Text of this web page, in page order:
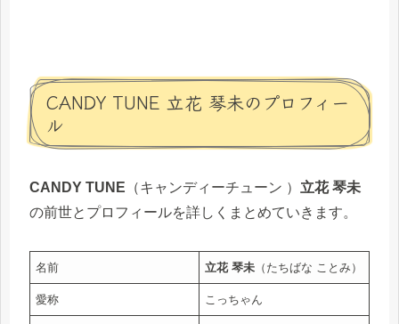
CANDY TUNE 立花 琴未のプロフィー
ル
CANDY TUNE （キャンディーチューン ） 立花 琴未
の前世とプロフィールを詳しくまとめていきます。
名前 立花 琴未 （たちばな ことみ）
愛称 こっちゃん